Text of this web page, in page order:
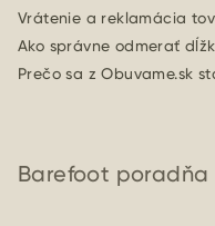
Vrátenie a reklamácia
Ako správne odmerať
Prečo sa z Obuvame.sk
Barefoot